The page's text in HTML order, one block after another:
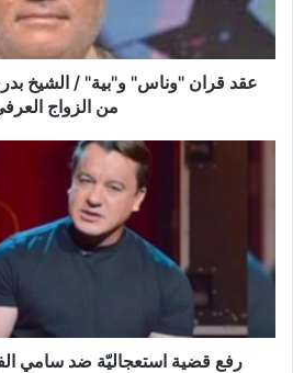
بدري
المداني
يوضح
موقفه
عقد قران "وناس" و"بية" / الشيخ
من الزواج
الفهري
''المنصة'
رفع قضية استعجاليّة ضد سامي